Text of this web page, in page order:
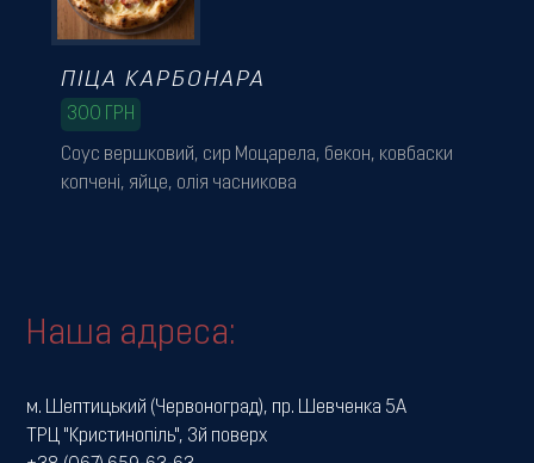
Соус вершковий, сир Моцарела, бекон, ковбаски
копчені, яйце, олія часникова
ПІЦА КАРБОНАРА
300 ГРН
Наша адреса:
м. Шептицький (Червоноград), пр. Шевченка 5А
ТРЦ "Кристинопіль", 3й поверх